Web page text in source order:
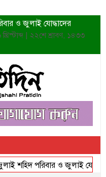
ও জুলাই যোদ্ধাদের
করবেন
খুলেছে উদ্বোধন করলেন
লুক
দুর্দান্ত অ্যাসিস্টে সান্তোস
বাহিনীর প্রধান হলেন
চিরকাল শ্রদ্ধার সাথে
| ২২শে শ্রাবণ, ১৪৩৩
শহিদ পরিবার ও জুলাই যোদ্ধাদের